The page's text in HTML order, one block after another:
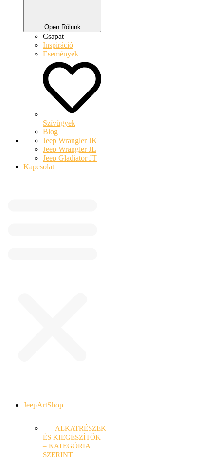
Open Rólunk
Csapat
Inspiráció
Események
Szívügyek
Blog
Jeep Wrangler JK
Jeep Wrangler JL
Jeep Gladiator JT
Kapcsolat
JeepArtShop
ALKATRÉSZEK
ÉS KIEGÉSZÍTŐK
– KATEGÓRIA
SZERINT